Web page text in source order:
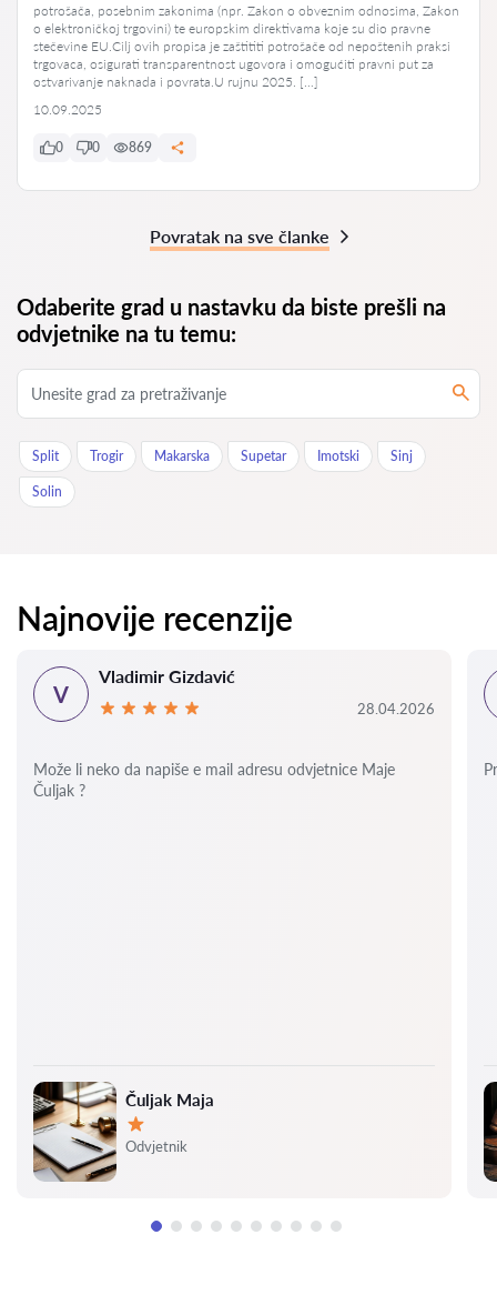
potrošača, posebnim zakonima (npr. Zakon o obveznim odnosima, Zakon
o elektroničkoj trgovini) te europskim direktivama koje su dio pravne
stečevine EU.Cilj ovih propisa je zaštititi potrošače od nepoštenih praksi
trgovaca, osigurati transparentnost ugovora i omogućiti pravni put za
ostvarivanje naknada i povrata.U rujnu 2025. […]
10.09.2025
0 0 869
Povratak na sve članke
Odaberite grad u nastavku da biste prešli na
odvjetnike na tu temu:
Split Trogir Makarska Supetar Imotski Sinj
Solin
Najnovije recenzije
Čuljak Maja
Ocjena:
Odvjetnik
V
Vladimir Gizdavić
28.04.2026
Može li neko da napiše e mail adresu odvjetnice Maje
Čuljak ?